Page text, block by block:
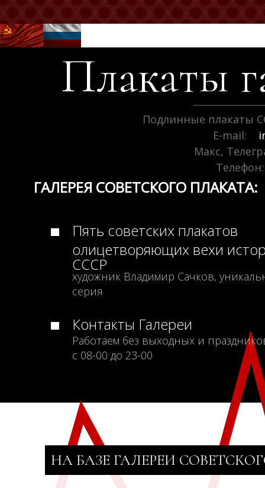
Плакаты
Подлинные плакаты
E-mail:
Макс,
Телефон:
ГАЛЕРЕЯ СОВЕТСКОГО ПЛАКАТА:
Пять советских плакатов
олицетворяющих вехи
СССР
художник Владимир Сачков,
серия
Контакты Галереи
Работаем без выходных и
с 08-00 до 23-00
НА БАЗЕ ГАЛЕРЕИ